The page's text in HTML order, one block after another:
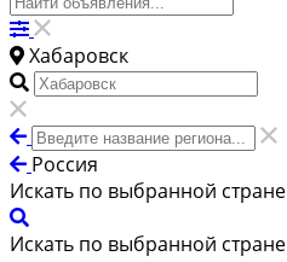
Хабаровск
Россия
Искать по выбранной стране
Искать по выбранной стране